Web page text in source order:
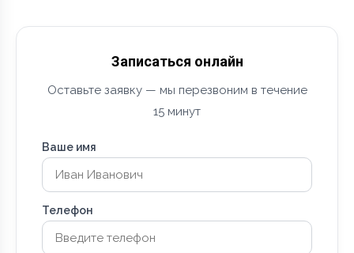
Записаться онлайн
Оставьте заявку — мы перезвоним в течение
15 минут
Ваше имя
Телефон